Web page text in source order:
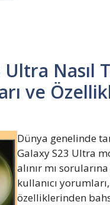
Nasıl
ve
Dünya genelinde
Galaxy S23 Ultra
alınır mı
kullanıcı
özelliklerinden